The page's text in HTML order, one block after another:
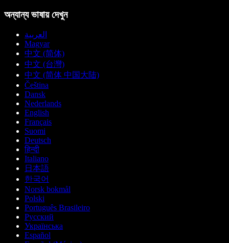
অন্যান্য ভাষায় দেখুন
العربية
Magyar
中文 (简体)
中文 (台灣)
中文 (简体 中国大陆)
Čeština
Dansk
Nederlands
English
Français
Suomi
Deutsch
हिन्दी
Italiano
日本語
한국어
Norsk bokmål
Polski
Português Brasileiro
Русский
Українська
Español